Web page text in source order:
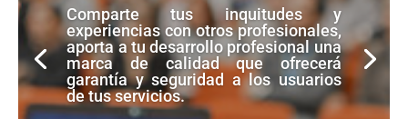
Comparte tus inquitudes y
experiencias con otros profesionales,
aporta a tu desarrollo profesional una
marca de calidad que ofrecerá
garantía y seguridad a los usuarios
de tus servicios.